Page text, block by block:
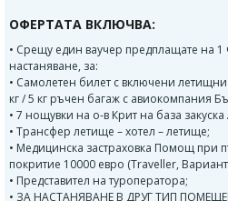
ОФЕРТАТА ВКЛЮЧВА:
• Срещу един ваучер предплащате на
настаняване, за:
• Самолетен билет с включени
кг / 5 кг ръчен багаж с авиокомпания
• 7 нощувки на о-в Крит на база
• Трансфер летище – хотел – летище;
• Медицинска застраховка Помощ при
покритие 10000 евро (Traveller,
• Представител на туроператора;
• ЗА НАСТАНЯВАНЕ В ДРУГ ТИП